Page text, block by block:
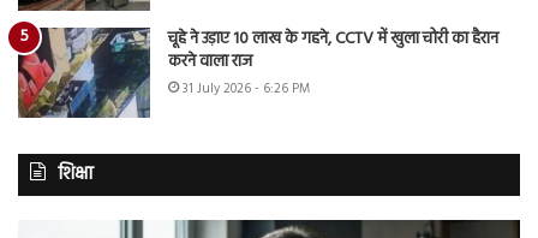
चूहे ने उड़ाए 10 लाख के गहने, CCTV में खुला चोरी का हैरान
करने वाला राज
31 July 2026 - 6:26 PM
शिक्षा